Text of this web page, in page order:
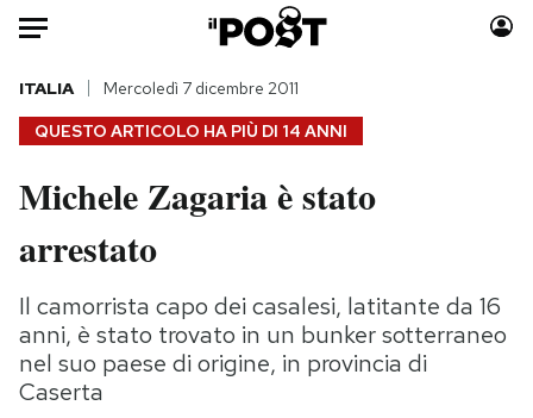
Auto
HOME
Italia
Politica
Tecnologia
Internet
Scienza
Cultura
Moda
Storie/Idee
Ok Boomer!
Media
QUESTO ARTICOLO HA PIÙ DI 14 ANNI
ITALIA Mercoledì 7 dicembre 2011
Michele Zagaria è stato
arrestato
Il camorrista capo dei casalesi, latitante da 16
anni, è stato trovato in un bunker sotterraneo
nel suo paese di origine, in provincia di
Caserta